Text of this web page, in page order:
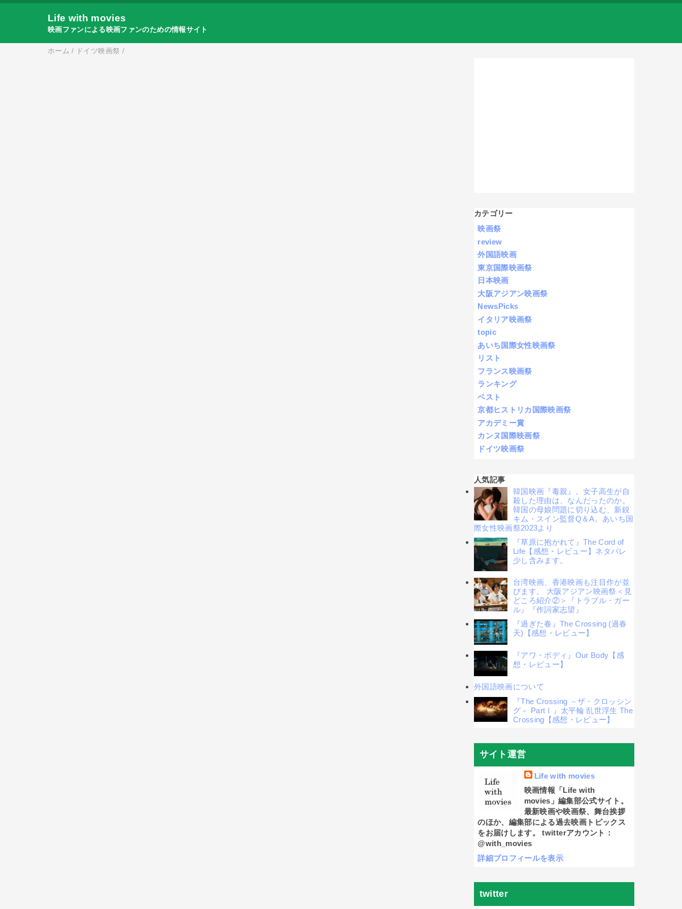
Life with movies
映画ファンによる映画ファンのための情報サイト
ホーム / ドイツ映画祭 /
カテゴリー
映画祭
review
外国語映画
東京国際映画祭
日本映画
大阪アジアン映画祭
NewsPicks
イタリア映画祭
topic
あいち国際女性映画祭
リスト
フランス映画祭
ランキング
ベスト
京都ヒストリカ国際映画祭
アカデミー賞
カンヌ国際映画祭
ドイツ映画祭
人気記事
韓国映画『毒親』。女子高生が自
殺した理由は、なんだったのか。
韓国の母娘問題に切り込む、新鋭
キム・スイン監督Q＆A。あいち国
際女性映画祭2023より
『草原に抱かれて』The Cord of
Life【感想・レビュー】ネタバレ
少し含みます。
台湾映画、香港映画も注目作が並
びます。 大阪アジアン映画祭＜見
どころ紹介②＞『トラブル・ガー
ル』『作詞家志望』
『過ぎた春』The Crossing (過春
天)【感想・レビュー】
『アワ・ボディ』Our Body【感
想・レビュー】
外国語映画について
『The Crossing －ザ・クロッシン
グ－ PartⅠ』太平輪 乱世浮生 The
Crossing【感想・レビュー】
サイト運営
Life with movies
映画情報「Life with
movies」編集部公式サイト。
最新映画や映画祭、舞台挨拶
のほか、編集部による過去映画トピックス
をお届けします。 twitterアカウント：
@with_movies
詳細プロフィールを表示
twitter